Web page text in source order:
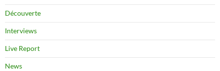
Découverte
Interviews
Live Report
News